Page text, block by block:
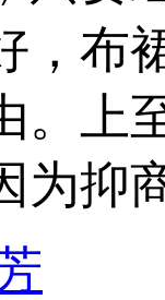
，布
。上
为